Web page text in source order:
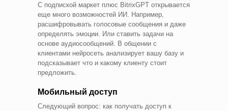
С подпиской маркет плюс BitrixGPT открывается
еще много возможностей ИИ. Например,
расшифровывать голосовые сообщения и даже
определять эмоции. Или ставить задачи на
основе аудиосообщений. В общении с
клиентами нейросеть анализирует вашу базу и
подсказывает что и какому клиенту стоит
предложить.
Мобильный доступ
Следующий вопрос: как получать доступ к